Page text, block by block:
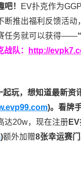
！
EV扑克作为
断推出福利反馈活动
任务就可以获得——
队： http://
玩， 想知道最新资
)。 看牌
达20w，现在注册
)额外加赠8张幸运赛